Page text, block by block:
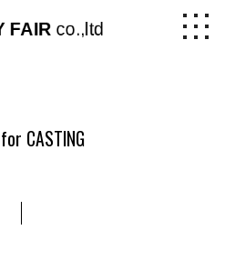
for CASTING